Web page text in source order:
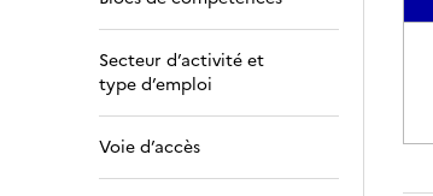
Secteur d’activité et
type d’emploi
Voie d’accès